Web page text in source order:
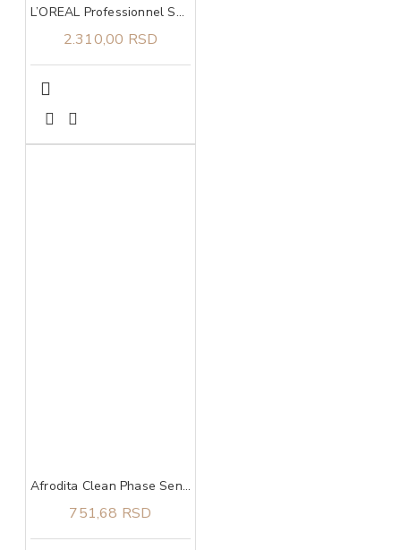
L’OREAL Professionnel Serie Expert Absolut Repair zlatna maska 250ml
2.310,00 RSD
Afrodita Clean Phase Sensitive tonik 200 ml
751,68 RSD